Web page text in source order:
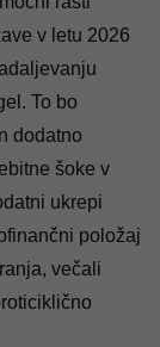
v letu 2026
To bo
dodatno
šoke v
ukrepi
položaj
večali